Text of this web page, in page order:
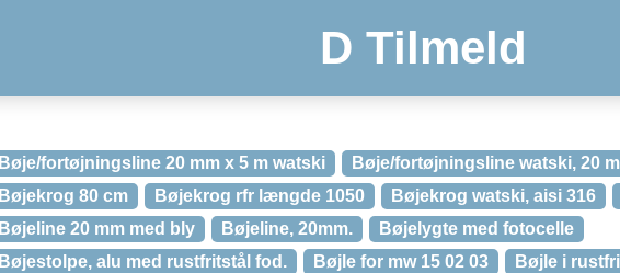
D Tilmeld
Bøje/fortøjningsline 20 mm x 5 m watski Bøje/fortøjningsline watski, 20
Bøjekrog 80 cm
Bøjekrog rfr længde 1050 Bøjekrog watski, aisi 316
Bøjeline 20 mm med bly
Bøjeline, 20mm.
Bøjelygte med fotocelle
Bøjestolpe, alu med rustfritstål fod.
Bøjle for mw 15 02 03
Bøjle i